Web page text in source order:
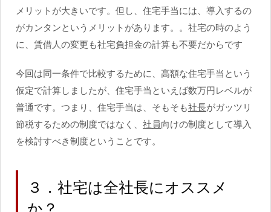
メリットが大きいです。但し、住宅手当には、導入するの
がカンタンというメリットがあります。。社宅の時のよう
に、賃借人の変更も社宅負担金の計算も不要だからです
今回は同一条件で比較するために、高額な住宅手当という
仮定で計算しましたが、住宅手当といえば数万円レベルが
普通です。つまり、住宅手当は、そもそも社長がガッツリ
節税するための制度ではなく、 社員向けの制度として導入
を検討すべき制度ということです。
３．社宅は全社長にオススメ
か？